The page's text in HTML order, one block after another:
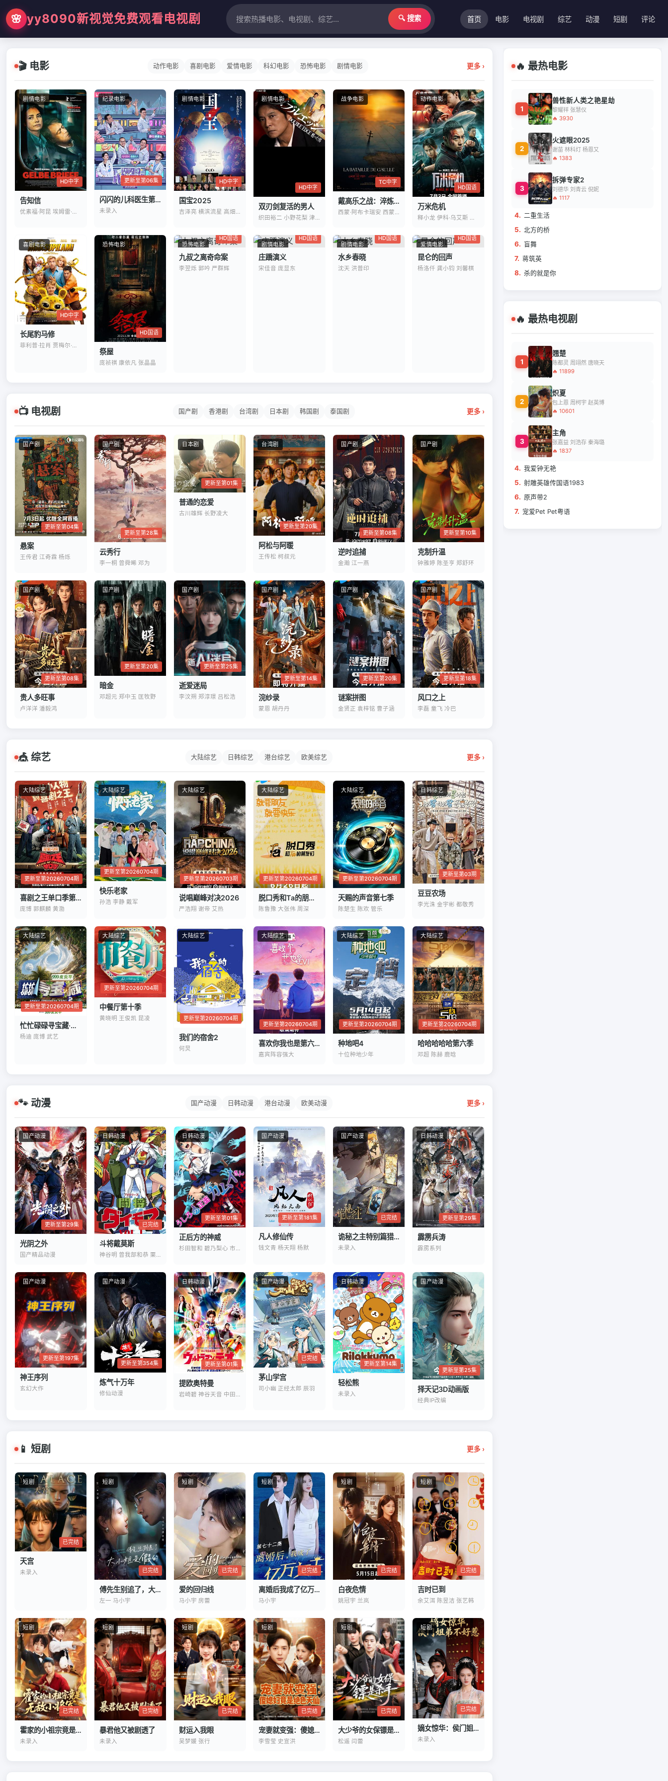
🌸 yy8090新视觉免费观看电视剧 🔍 搜索 首页 电影 电视剧 综艺 动漫 短剧 评论
🎬 电影 动作电影 喜剧电影 爱情电影 科幻电影 恐怖电影 剧情电影 更多 ›
剧情电影
HD中字
告知信
优素福·阿昆 埃姆雷·巴卡尔
纪录电影
更新至第06集
闪闪的儿科医生第四季
未录入
剧情电影
HD中字
国宝2025
吉泽亮 横滨流星 高畑充希
剧情电影
HD中字
双刃剑复活的男人
织田裕二 小野花梨 津田健次郎
战争电影
TC中字
戴高乐之战：淬炼时代
西蒙·阿布卡瑞安 西蒙·拉塞尔·比尔
动作电影
HD国语
万米危机
释小龙 伊科·乌艾斯 屈菁菁
喜剧电影
HD中字
长尾豹马修
菲利普·拉肖 贾梅尔·杜布兹
恐怖电影
HD国语
祭屋
庞祯祺 康依凡 张晶晶
恐怖电影
HD国语
九叔之离奇命案
李翌烁 郭吟 严群辉
剧情电影
HD国语
庄蹻演义
宋佳音 庞显东
剧情电影
HD国语
水乡春晓
沈天 洪普印
爱情电影
HD国语
昆仑的回声
杨洛仟 龚小钧 刘馨棋
📺 电视剧 国产剧 香港剧 台湾剧 日本剧 韩国剧 泰国剧 更多 ›
国产剧
更新至第04集
悬案
王传君 江奇霖 杨烁
国产剧
更新至第28集
云秀行
李一桐 曾舜晞 邓为
日本剧
更新至第01集
普通的恋爱
古川雄辉 长野凌大
台湾剧
更新至第20集
阿松与阿暖
王传松 柯叔元
国产剧
更新至第08集
逆时追捕
金瀚 江一燕
国产剧
更新至第10集
克制升温
钟雅婷 陈圣亨 郑舒环
国产剧
更新至第08集
贵人多旺事
卢洋洋 潘毅鸿
国产剧
更新至第20集
暗金
邓超元 郑中玉 匡牧野
国产剧
更新至第25集
逝爱迷局
李汶朔 郑淳璟 吕松浩
国产剧
更新至第14集
浣纱录
蒙恩 胡丹丹
国产剧
更新至第20集
谜案拼图
金贤正 袁梓铭 曹子涵
国产剧
更新至第18集
风口之上
李磊 童飞 冷巴
🎪 综艺 大陆综艺 日韩综艺 港台综艺 欧美综艺 更多 ›
大陆综艺
更新至第20260704期
喜剧之王单口季第三季
庞博 郭麒麟 黄渤
大陆综艺
更新至第20260704期
快乐老家
孙浩 李静 戴军
大陆综艺
更新至第20260703期
说唱巅峰对决2026
严浩翔 谢帝 艾热
大陆综艺
更新至第20260704期
脱口秀和Ta的朋友们第三季
陈鲁豫 大张伟 周深
大陆综艺
更新至第20260704期
天赐的声音第七季
陈楚生 陈欢 管乐
日韩综艺
更新至第03期
豆豆农场
李光洙 金宇彬 都敬秀
大陆综艺
更新至第20260704期
忙忙碌碌寻宝藏·双人成行季
杨迪 庞博 武艺
大陆综艺
更新至第20260704期
中餐厅第十季
黄晓明 王俊凯 昆凌
大陆综艺
更新至第20260704期
我们的宿舍2
何炅
大陆综艺
更新至第20260704期
喜欢你我也是第六季
嘉宾阵容强大
大陆综艺
更新至第20260704期
种地吧4
十位种地少年
大陆综艺
更新至第20260704期
哈哈哈哈哈第六季
邓超 陈赫 鹿晗
🐾 动漫 国产动漫 日韩动漫 港台动漫 欧美动漫 更多 ›
国产动漫
更新至第29集
光阴之外
国产精品动漫
日韩动漫
已完结
斗将戴莫斯
神谷明 曾我部和恭 栗叶子
日韩动漫
更新至第01集
正后方的神威
杉田智和 碧乃梨心 市道真央
国产动漫
更新至第181集
凡人修仙传
钱文青 杨天翔 杨默
国产动漫
已完结
诡秘之主特别篇猎物
未录入
日韩动漫
更新至第29集
霹雳兵涛
霹雳系列
国产动漫
更新至第197集
神王序列
玄幻大作
国产动漫
更新至第354集
炼气十万年
修仙动漫
日韩动漫
更新至第01集
提欧奥特曼
岩崎碧 神谷天音 中田乃爱
国产动漫
已完结
茅山学宫
司小幽 正经太郎 辰羽
日韩动漫
更新至第14集
轻松熊
未录入
国产动漫
更新至第25集
择天记3D动画版
经典IP改编
📱 短剧 更多 ›
短剧
已完结
天宫
未录入
短剧
已完结
傅先生别追了，大小姐是假的
左一 马小宇
短剧
已完结
爱的回归线
马小宇 房蕾
短剧
已完结
离婚后我成了亿万女王
马小宇
短剧
已完结
白夜危情
姚冠宇 兰岚
短剧
已完结
吉时已到
余艾洱 陈昱洁 张艺韩
短剧
已完结
霍家的小祖宗竟是无敌小将军
未录入
短剧
已完结
暴君他又被剧透了
未录入
短剧
已完结
财运入我眼
吴梦媛 张行
短剧
已完结
宠妻就变强：傻媳妇竟是绝色天仙
李雪莹 史宣洪
短剧
已完结
大少爷的女保镖是杀手
松遥 闫蕾
短剧
已完结
嫡女惊华：侯门姐弟不好惹
未录入
🔥 最热电影
1
兽性新人类之艳星劫
黎耀祥 张慧仪
🔥 3930
2
火遮眼2025
谢苗 林科灯 杨恩又
🔥 1383
3
拆弹专家2
刘德华 刘青云 倪妮
🔥 1117
4. 二重生活
5. 北方的桥
6. 盲舞
7. 蒋筑英
8. 杀的就是你
🔥 最热电视剧
1
翘楚
陈都灵 周翊然 唐晓天
🔥 11899
2
炽夏
包上恩 周柯宇 赵英博
🔥 10601
3
主角
张嘉益 刘浩存 秦海璐
🔥 1837
4. 我爱钟无艳
5. 射雕英雄传国语1983
6. 原声带2
7. 宠爱Pet Pet粤语